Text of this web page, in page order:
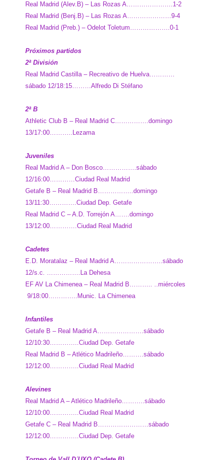
Real Madrid (Alev.B) – Las Rozas A………………….1-2
Real Madrid (Benj.B) – Las Rozas A…………………9-4
Real Madrid (Preb.) – Odelot Toletum……………….0-1
Próximos partidos
2ª División
Real Madrid Castilla – Recreativo de Huelva…………
sábado 12/18:15………Alfredo Di Stéfano
2ª B
Athletic Club B – Real Madrid C…………….domingo
13/17:00………..Lezama
Juveniles
Real Madrid A – Don Bosco…………….sábado
12/16:00…………Ciudad Real Madrid
Getafe B – Real Madrid B……………..domingo
13/11:30………….Ciudad Dep. Getafe
Real Madrid C – A.D. Torrejón A…….domingo
13/12:00………….Ciudad Real Madrid
Cadetes
E.D. Moratalaz – Real Madrid A…………………..sábado
12/s.c. …………….La Dehesa
EF AV La Chimenea – Real Madrid B……….. ..miércoles
9/18:00…………..Munic. La Chimenea
Infantiles
Getafe B – Real Madrid A………………….sábado
12/10:30…………..Ciudad Dep. Getafe
Real Madrid B – Atlético Madrileño……….sábado
12/12:00…………..Ciudad Real Madrid
Alevines
Real Madrid A – Atlético Madrileño………..sábado
12/10:00…………..Ciudad Real Madrid
Getafe C – Real Madrid B……………………sábado
12/12:00…………..Ciudad Dep. Getafe